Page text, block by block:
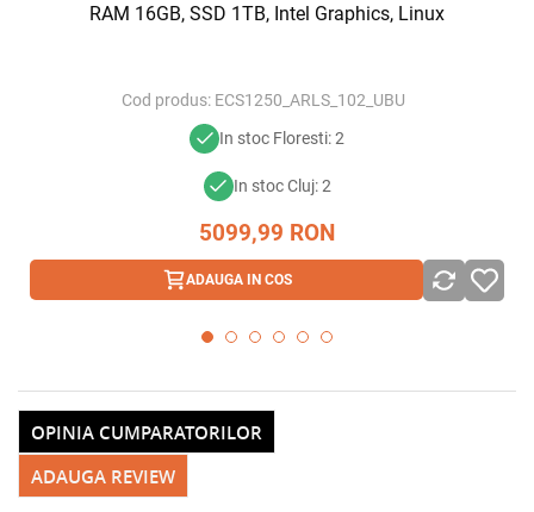
RAM 16GB, SSD 1TB, Intel Graphics, Linux
Cod produs: ECS1250_ARLS_102_UBU
In stoc Floresti: 2
In stoc Cluj: 2
5099,99 RON
ADAUGA IN COS
ADAUGA REVIEW
OPINIA CUMPARATORILOR